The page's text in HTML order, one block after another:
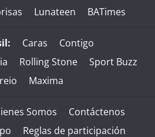
Lunateen BATimes
Caras
Contigo
Rolling Stone
Sport Buzz
Maxima
Somos
Contáctenos
Reglas de participación